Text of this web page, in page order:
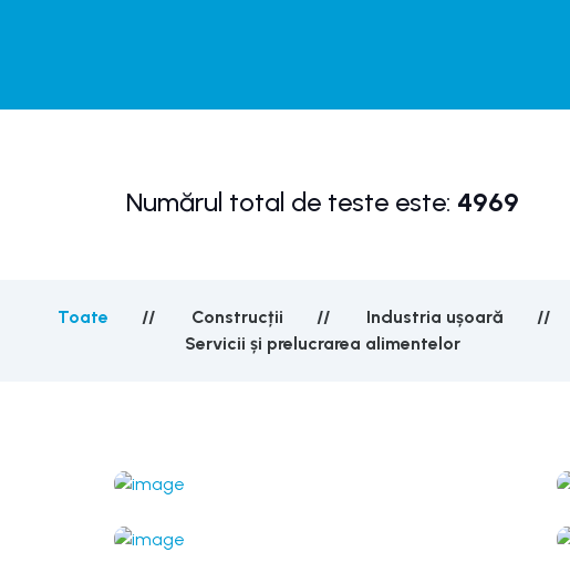
Numărul total de teste este: 4969
Toate Construcții
Industria ușoară
Servicii și prelucrarea alimentelor
Bucătar